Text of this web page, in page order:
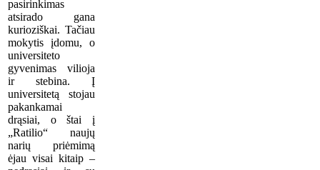
pasirinkimas
atsirado gana
kurioziškai. Tačiau
mokytis įdomu, o
universiteto
gyvenimas vilioja
ir stebina. Į
universitetą stojau
pakankamai
drąsiai, o štai į
„Ratilio“ naujų
narių priėmimą
ėjau visai kitaip –